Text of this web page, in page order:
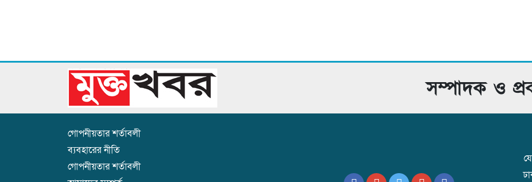
সম্পাদক ও
গোপনীয়তার শর্তাবলী
ব্যবহারের নীতি
গোপনীয়তার শর্তাবলী